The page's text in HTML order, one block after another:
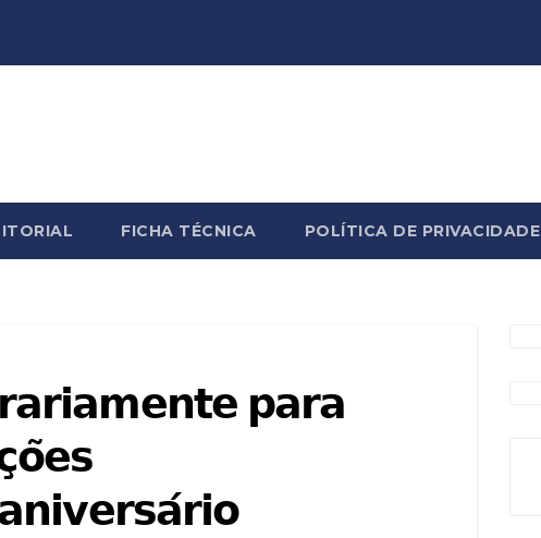
FICHA TÉCNICA POLÍTICA DE PRIVACIDADE
𝗽𝗮𝗿𝗮